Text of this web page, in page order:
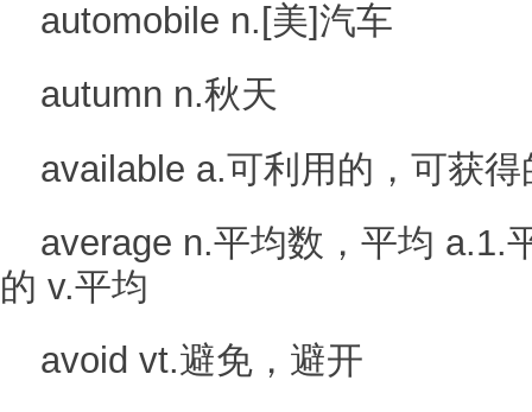
automobile n.[美]汽车
autumn n.秋天
available a.可利用的，可获得
average n.平均数，平均 a.1.
的 v.平均
avoid vt.避免，避开